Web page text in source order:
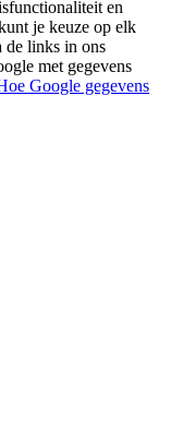
en
je keuze op elk
links in ons
met gegevens
Google gegevens